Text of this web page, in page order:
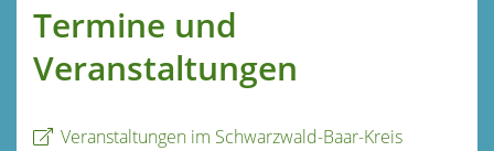
Termine und
Veranstaltungen
Veranstaltungen im Schwarzwald-Baar-Kreis